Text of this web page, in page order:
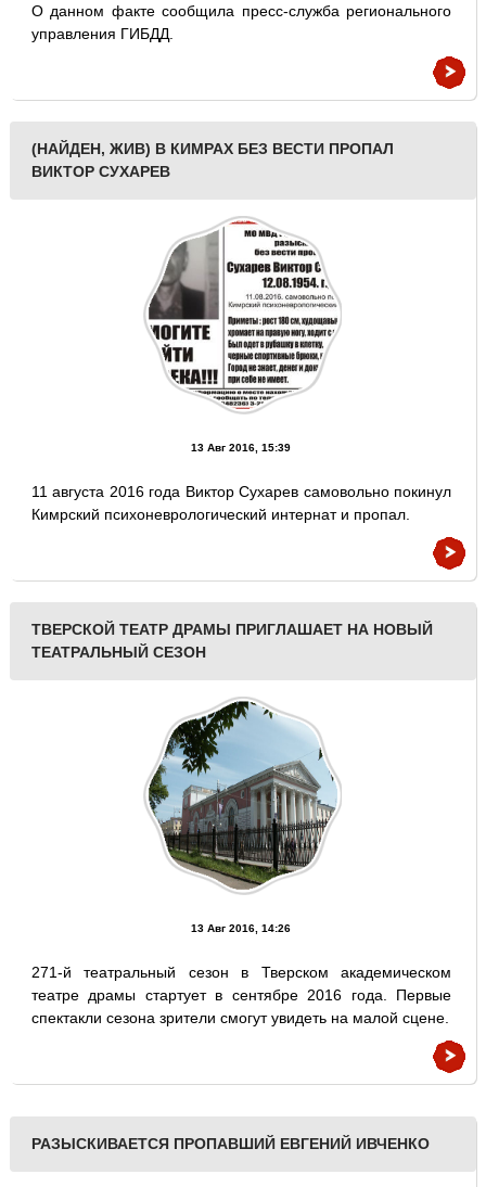
О данном факте сообщила пресс-служба регионального
управления ГИБДД.
(НАЙДЕН, ЖИВ) В КИМРАХ БЕЗ ВЕСТИ ПРОПАЛ
ВИКТОР СУХАРЕВ
13 Авг 2016, 15:39
11 августа 2016 года Виктор Сухарев самовольно покинул
Кимрский психоневрологический интернат и пропал.
ТВЕРСКОЙ ТЕАТР ДРАМЫ ПРИГЛАШАЕТ НА НОВЫЙ
ТЕАТРАЛЬНЫЙ СЕЗОН
13 Авг 2016, 14:26
271-й театральный сезон в Тверском академическом
театре драмы стартует в сентябре 2016 года. Первые
спектакли сезона зрители смогут увидеть на малой сцене.
РАЗЫСКИВАЕТСЯ ПРОПАВШИЙ ЕВГЕНИЙ ИВЧЕНКО